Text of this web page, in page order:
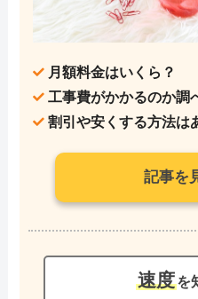
月額料金はいくら？
工事費がかかるのか調
割引や安くする方法は
記事を
速度を